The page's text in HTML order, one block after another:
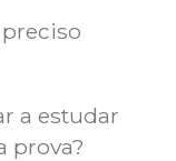
a estudar